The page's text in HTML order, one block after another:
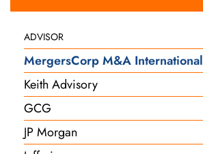
ADVISOR
MergersCorp M&A International
Keith Advisory
GCG
JP Morgan